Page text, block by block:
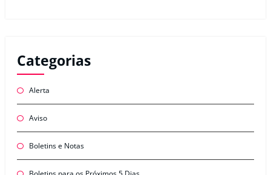
Categorias
Alerta
Aviso
Boletins e Notas